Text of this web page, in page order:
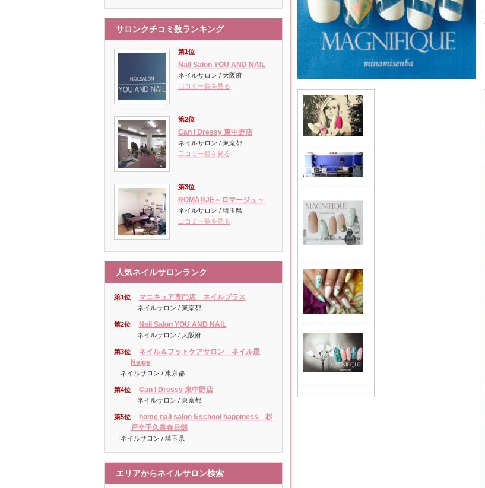
サロンクチコミ数ランキング
第1位
Nail Salon YOU AND NAIL
ネイルサロン / 大阪府
口コミ一覧を見る
第2位
Can I Dressy 東中野店
ネイルサロン / 東京都
口コミ一覧を見る
第3位
ROMARJE～ロマージュ～
ネイルサロン / 埼玉県
口コミ一覧を見る
人気ネイルサロンランク
第1位 マニキュア専門店 ネイルプラス
ネイルサロン / 東京都
第2位 Nail Salon YOU AND NAIL
ネイルサロン / 大阪府
第3位
ネイル＆フットケアサロン ネイル屋
Neige
ネイルサロン / 東京都
第4位 Can I Dressy 東中野店
ネイルサロン / 東京都
第5位
home nail salon＆school happiness 杉
戸幸手久喜春日部
ネイルサロン / 埼玉県
エリアからネイルサロン検索